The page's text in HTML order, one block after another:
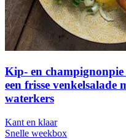
Kip- en champignonpie
een frisse venkelsalade
waterkers
Kant en klaar
Snelle weekbox